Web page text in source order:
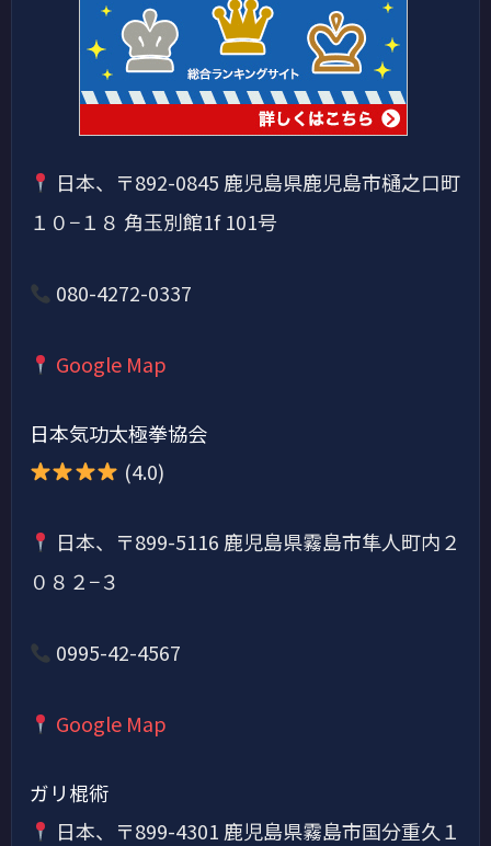
日本、〒892-0845 鹿児島県鹿児島市樋之口町
１０−１８ 角玉別館1f 101号
080-4272-0337
Google Map
日本気功太極拳協会
(4.0)
日本、〒899-5116 鹿児島県霧島市隼人町内２
０８２−３
0995-42-4567
Google Map
ガリ棍術
日本、〒899-4301 鹿児島県霧島市国分重久１